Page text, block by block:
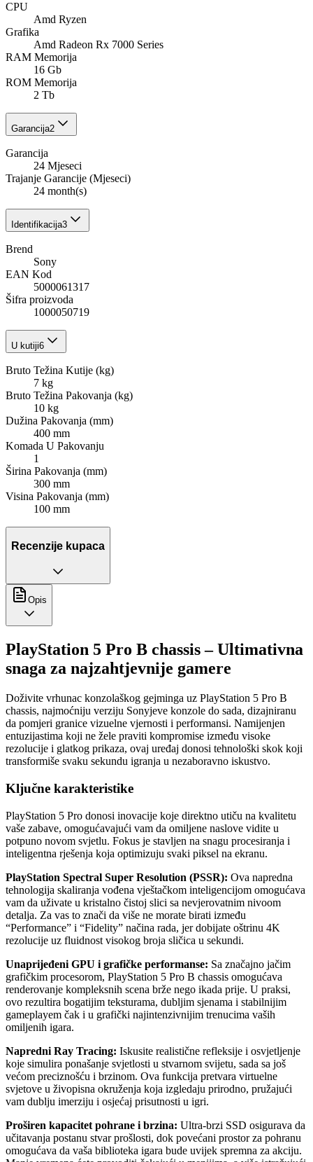
CPU
Amd Ryzen
Grafika
Amd Radeon Rx 7000 Series
RAM Memorija
16 Gb
ROM Memorija
2 Tb
Garancija2
Garancija
24 Mjeseci
Trajanje Garancije (Mjeseci)
24 month(s)
Identifikacija3
Brend
Sony
EAN Kod
5000061317
Šifra proizvoda
1000050719
U kutiji6
Bruto Težina Kutije (kg)
7 kg
Bruto Težina Pakovanja (kg)
10 kg
Dužina Pakovanja (mm)
400 mm
Komada U Pakovanju
1
Širina Pakovanja (mm)
300 mm
Visina Pakovanja (mm)
100 mm
Recenzije kupaca
Opis
PlayStation 5 Pro B chassis – Ultimativna
snaga za najzahtjevnije gamere
Doživite vrhunac konzolaškog gejminga uz PlayStation 5 Pro B
chassis, najmoćniju verziju Sonyjeve konzole do sada, dizajniranu
da pomjeri granice vizuelne vjernosti i performansi. Namijenjen
entuzijastima koji ne žele praviti kompromise između visoke
rezolucije i glatkog prikaza, ovaj uređaj donosi tehnološki skok koji
transformiše svaku sekundu igranja u nezaboravno iskustvo.
Ključne karakteristike
PlayStation 5 Pro donosi inovacije koje direktno utiču na kvalitetu
vaše zabave, omogućavajući vam da omiljene naslove vidite u
potpuno novom svjetlu. Fokus je stavljen na snagu procesiranja i
inteligentna rješenja koja optimizuju svaki piksel na ekranu.
PlayStation Spectral Super Resolution (PSSR): Ova napredna
tehnologija skaliranja vođena vještačkom inteligencijom omogućava
vam da uživate u kristalno čistoj slici sa nevjerovatnim nivoom
detalja. Za vas to znači da više ne morate birati između
“Performance” i “Fidelity” načina rada, jer dobijate oštrinu 4K
rezolucije uz fluidnost visokog broja sličica u sekundi.
Unaprijeđeni GPU i grafičke performanse: Sa značajno jačim
grafičkim procesorom, PlayStation 5 Pro B chassis omogućava
renderovanje kompleksnih scena brže nego ikada prije. U praksi,
ovo rezultira bogatijim teksturama, dubljim sjenama i stabilnijim
gameplayem čak i u grafički najintenzivnijim trenucima vaših
omiljenih igara.
Napredni Ray Tracing: Iskusite realistične refleksije i osvjetljenje
koje simulira ponašanje svjetlosti u stvarnom svijetu, sada sa još
većom preciznošću i brzinom. Ova funkcija pretvara virtuelne
svjetove u živopisna okruženja koja izgledaju prirodno, pružajući
vam dublju imerziju i osjećaj prisutnosti u igri.
Proširen kapacitet pohrane i brzina: Ultra-brzi SSD osigurava da
učitavanja postanu stvar prošlosti, dok povećani prostor za pohranu
omogućava da vaša biblioteka igara bude uvijek spremna za akciju.